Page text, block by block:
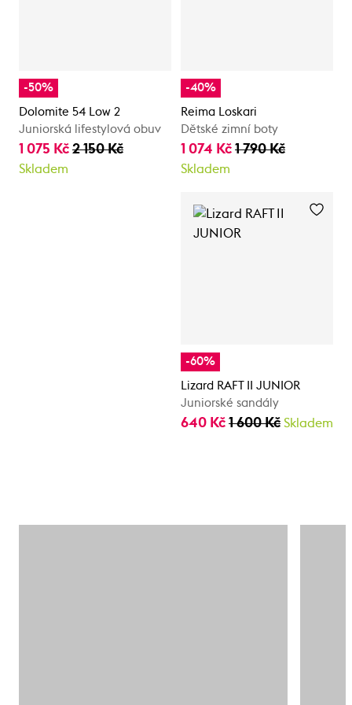
-50%
Dolomite 54 Low 2
Juniorská lifestylová obuv
1 075 Kč 2 150 Kč
Skladem
-40%
Reima Loskari
Dětské zimní boty
1 074 Kč 1 790 Kč
Skladem
-60%
Lizard RAFT II JUNIOR
Juniorské sandály
640 Kč 1 600 Kč Skladem